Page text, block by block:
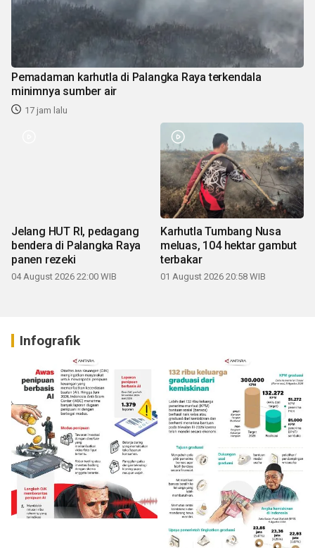
Pemadaman karhutla di Palangka Raya terkendala
minimnya sumber air
17 jam lalu
Jelang HUT RI, pedagang
bendera di Palangka Raya
panen rezeki
04 August 2026 22:00 WIB
Karhutla Tumbang Nusa
meluas, 104 hektar gambut
terbakar
01 August 2026 20:58 WIB
Infografik